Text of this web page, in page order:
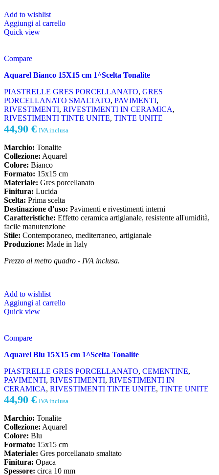
Add to wishlist
Aggiungi al carrello
Quick view
Compare
Aquarel Bianco 15X15 cm 1^Scelta Tonalite
PIASTRELLE GRES PORCELLANATO, GRES
PORCELLANATO SMALTATO, PAVIMENTI,
RIVESTIMENTI, RIVESTIMENTI IN CERAMICA,
RIVESTIMENTI TINTE UNITE, TINTE UNITE
44,90 € IVA inclusa
Marchio: Tonalite
Collezione: Aquarel
Colore: Bianco
Formato: 15x15 cm
Materiale: Gres porcellanato
Finitura: Lucida
Scelta: Prima scelta
Destinazione d'uso: Pavimenti e rivestimenti interni
Caratteristiche: Effetto ceramica artigianale, resistente all'umidità,
facile manutenzione
Stile: Contemporaneo, mediterraneo, artigianale
Produzione: Made in Italy
Prezzo al metro quadro - IVA inclusa.
Add to wishlist
Aggiungi al carrello
Quick view
Compare
Aquarel Blu 15X15 cm 1^Scelta Tonalite
PIASTRELLE GRES PORCELLANATO, CEMENTINE,
PAVIMENTI, RIVESTIMENTI, RIVESTIMENTI IN
CERAMICA, RIVESTIMENTI TINTE UNITE, TINTE UNITE
44,90 € IVA inclusa
Marchio: Tonalite
Collezione: Aquarel
Colore: Blu
Formato: 15x15 cm
Materiale: Gres porcellanato smaltato
Finitura: Opaca
Spessore: circa 10 mm